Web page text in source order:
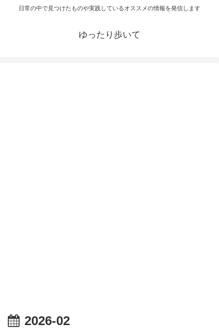
日常の中で見つけたものや実践しているオススメの情報を発信します
ゆったり歩いて
2026-02